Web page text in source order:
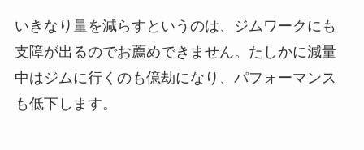
いきなり量を減らすというのは、ジムワークにも
支障が出るのでお薦めできません。たしかに減量
中はジムに行くのも億劫になり、パフォーマンス
も低下します。